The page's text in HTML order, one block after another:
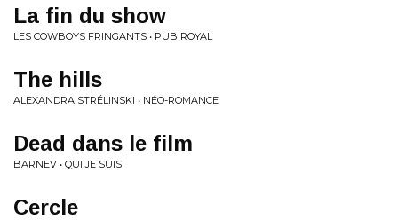
La fin du show
LES COWBOYS FRINGANTS • PUB ROYAL
The hills
ALEXANDRA STRÉLINSKI • NÉO-ROMANCE
Dead dans le film
BARNEV • QUI JE SUIS
Cercle